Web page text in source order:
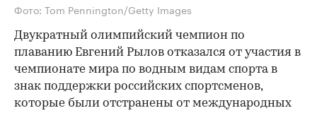
Фото: Tom Pennington/Getty Images
Двукратный олимпийский чемпион по
плаванию Евгений Рылов отказался от участия в
чемпионате мира по водным видам спорта в
знак поддержки российских спортсменов,
которые были отстранены от международных